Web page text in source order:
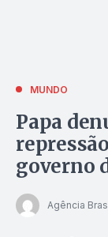
MUNDO
Papa
governo
Agência